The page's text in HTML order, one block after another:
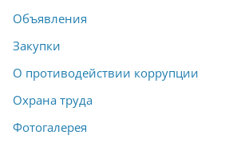
Объявления
Закупки
О противодействии коррупции
Охрана труда
Фотогалерея